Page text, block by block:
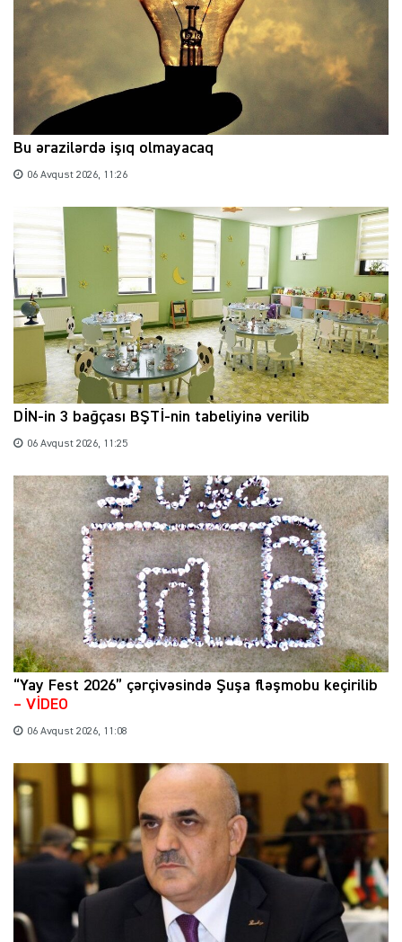
Bu ərazilərdə işıq olmayacaq
06 Avqust 2026, 11:26
DİN-in 3 bağçası BŞTİ-nin tabeliyinə verilib
06 Avqust 2026, 11:25
“Yay Fest 2026” çərçivəsində Şuşa fləşmobu keçirilib
– VİDEO
06 Avqust 2026, 11:08